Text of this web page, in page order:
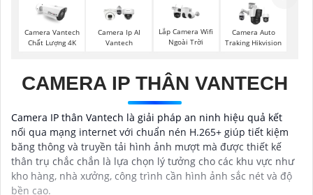
Camera Vantech
Chất Lượng 4K
Camera Ip AI
Vantech
Lắp Camera Wifi
Ngoài Trời
Camera Auto
Traking Hikvision
CAMERA IP THÂN VANTECH
Camera IP thân Vantech là giải pháp an ninh hiệu quả kết
nối qua mạng internet với chuẩn nén H.265+ giúp tiết kiệm
băng thông và truyền tải hình ảnh mượt mà được thiết kế
thân trụ chắc chắn là lựa chọn lý tưởng cho các khu vực như
kho hàng, nhà xưởng, công trình cần hình ảnh sắc nét và độ
bền cao.